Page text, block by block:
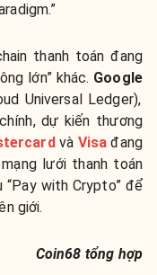
thanh toán đang
lớn” khác. Google
Universal Ledger),
dự kiến thương
và Visa đang
lưới thanh toán
“Pay with Crypto” để
giới.
Coin68 tổng hợp